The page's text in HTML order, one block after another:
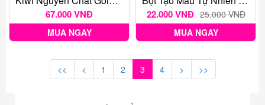
67.000 VNĐ
MUA NGAY
22.000 VNĐ 25.000 VNĐ
MUA NGAY
<< < 1 2 3 4 > >>